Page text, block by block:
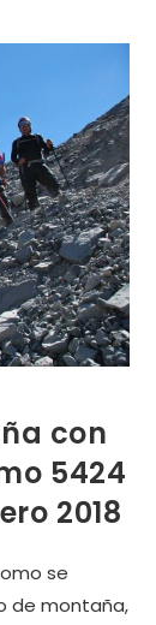
con
5424
2018
se
de montaña,